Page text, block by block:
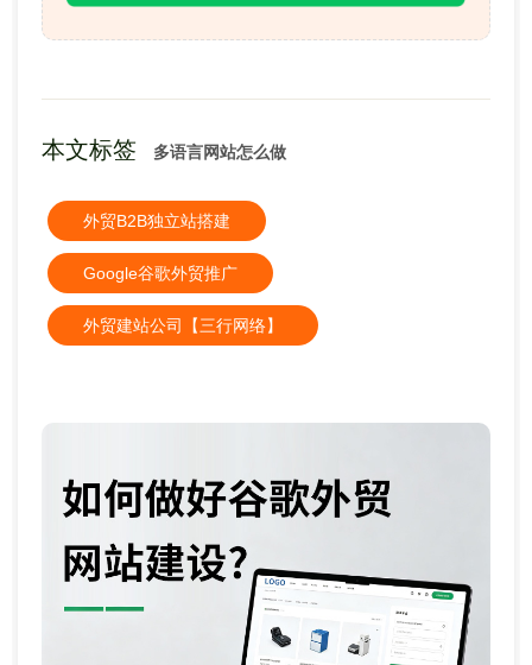
本文标签 多语言网站怎么做
外贸B2B独立站搭建
Google谷歌外贸推广
外贸建站公司【三行网络】